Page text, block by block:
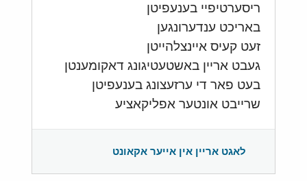
ריסערטיפיי בענעפיטן
באריכט ענדערונגען
זעט קעיס איינצלהייטן
געבט אריין באשטעטיגונג דאקומענטן
בעט פאר די ערזעצונג בענעפיטן
שרייבט אונטער אפליקאציע
לאגט אריין אין אייער אקאונט